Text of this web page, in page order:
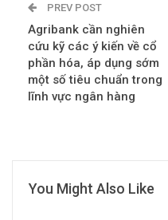
PREV POST
Agribank cần nghiên
cứu kỹ các ý kiến về cổ
phần hóa, áp dụng sớm
một số tiêu chuẩn trong
lĩnh vực ngân hàng
You Might Also Like